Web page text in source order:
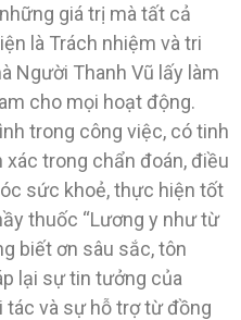
giá trị mà tất cả
là Trách nhiệm và tri
Người Thanh Vũ lấy làm
cho mọi hoạt động.
trong công việc, có tinh
trong chẩn đoán, điều
sức khoẻ, thực hiện tốt
thuốc “Lương y như từ
biết ơn sâu sắc, tôn
lại sự tin tưởng của
tác và sự hỗ trợ từ đồng